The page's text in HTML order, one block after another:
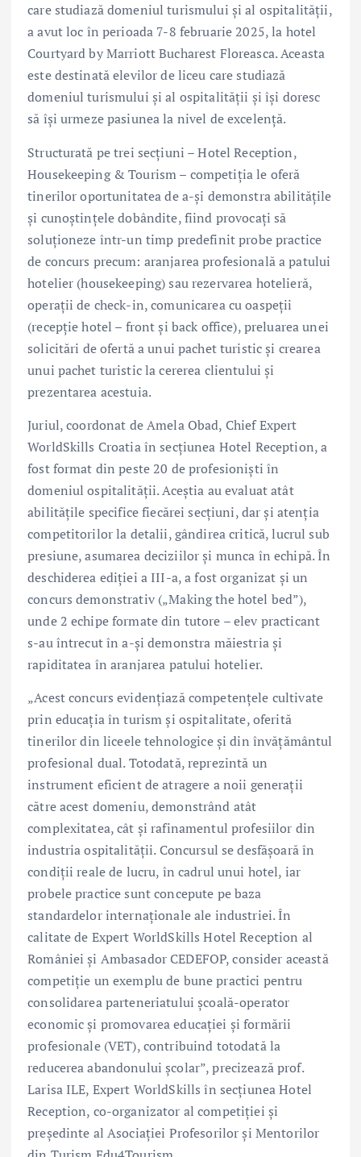
care studiază domeniul turismului și al ospitalității,
a avut loc în perioada 7-8 februarie 2025, la hotel
Courtyard by Marriott Bucharest Floreasca. Aceasta
este destinată elevilor de liceu care studiază
domeniul turismului și al ospitalității și își doresc
să își urmeze pasiunea la nivel de excelență.
Structurată pe trei secțiuni – Hotel Reception,
Housekeeping & Tourism – competiția le oferă
tinerilor oportunitatea de a-și demonstra abilitățile
și cunoștințele dobândite, fiind provocați să
soluționeze într-un timp predefinit probe practice
de concurs precum: aranjarea profesională a patului
hotelier (housekeeping) sau rezervarea hotelieră,
operații de check-in, comunicarea cu oaspeții
(recepție hotel – front și back office), preluarea unei
solicitări de ofertă a unui pachet turistic și crearea
unui pachet turistic la cererea clientului și
prezentarea acestuia.
Juriul, coordonat de Amela Obad, Chief Expert
WorldSkills Croatia în secțiunea Hotel Reception, a
fost format din peste 20 de profesioniști în
domeniul ospitalității. Aceștia au evaluat atât
abilitățile specifice fiecărei secțiuni, dar și atenția
competitorilor la detalii, gândirea critică, lucrul sub
presiune, asumarea deciziilor și munca în echipă. În
deschiderea ediției a III-a, a fost organizat și un
concurs demonstrativ („Making the hotel bed”),
unde 2 echipe formate din tutore – elev practicant
s-au întrecut în a-și demonstra măiestria și
rapiditatea în aranjarea patului hotelier.
„Acest concurs evidențiază competențele cultivate
prin educația în turism și ospitalitate, oferită
tinerilor din liceele tehnologice și din învățământul
profesional dual. Totodată, reprezintă un
instrument eficient de atragere a noii generații
către acest domeniu, demonstrând atât
complexitatea, cât și rafinamentul profesiilor din
industria ospitalității. Concursul se desfășoară în
condiții reale de lucru, în cadrul unui hotel, iar
probele practice sunt concepute pe baza
standardelor internaționale ale industriei. În
calitate de Expert WorldSkills Hotel Reception al
României și Ambasador CEDEFOP, consider această
competiție un exemplu de bune practici pentru
consolidarea parteneriatului școală-operator
economic și promovarea educației și formării
profesionale (VET), contribuind totodată la
reducerea abandonului școlar”, precizează prof.
Larisa ILE, Expert WorldSkills în secțiunea Hotel
Reception, co-organizator al competiției și
președinte al Asociației Profesorilor și Mentorilor